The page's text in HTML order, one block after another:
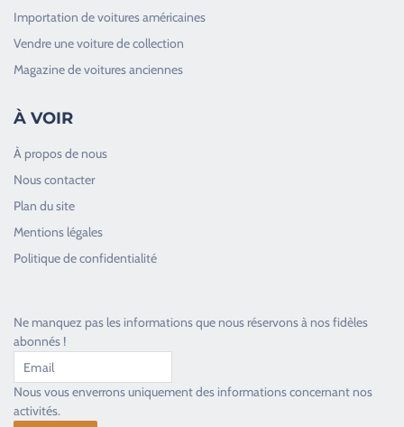
Importation de voitures américaines
Vendre une voiture de collection
Magazine de voitures anciennes
À VOIR
À propos de nous
Nous contacter
Plan du site
Mentions légales
Politique de confidentialité
Ne manquez pas les informations que nous réservons à nos fidèles
abonnés !
Nous vous enverrons uniquement des informations concernant nos
activités.
Toujours heureux d'aider les passionnés